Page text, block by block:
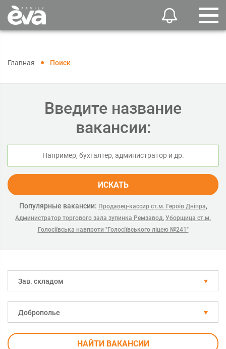
Главная Поиск
Введите название
вакансии:
ИСКАТЬ
Популярные вакансии: Продавец-кассир ст.м. Героїв Дніпра,
Администратор торгового зала зупинка Ремзавод, Уборщица ст.м.
Голосіївська навпроти "Голосіївського ліцею №241"
Зав. складом
Доброполье
НАЙТИ ВАКАНСИИ